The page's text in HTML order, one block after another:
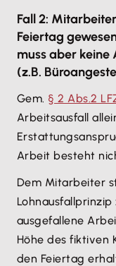
Fall 2:
Feiertag
muss aber
(z.B.
Gem. § 2 Abs.2
Arbeitsausfall
Arbeit besteht
Dem Mitarbeiter
ausgefallene
Höhe des fiktiven
den Feiertag